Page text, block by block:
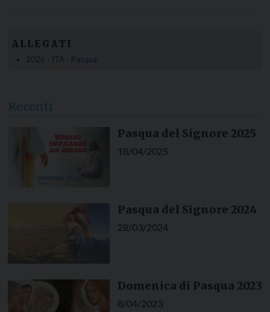
ALLEGATI
2026 - ITA - Pasqua
Recenti
Pasqua del Signore 2025
18/04/2025
Pasqua del Signore 2024
28/03/2024
Domenica di Pasqua 2023
8/04/2023